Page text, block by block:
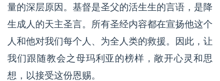
量的深层原因。基督是圣父的活生生的言语，是降
生成人的天主圣言。所有圣经内容都在宣扬他这个
人和他对我们每个人、为全人类的救援。因此，让
我们跟随教会之母玛利亚的榜样，敞开心灵和思
想，以接受这份恩赐。